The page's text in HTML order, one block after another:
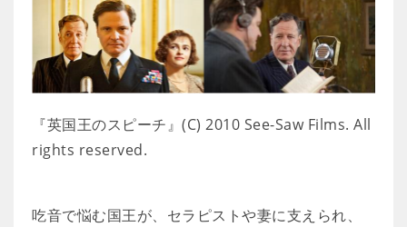
『英国王のスピーチ』(C) 2010 See-Saw Films. All
rights reserved.
吃音で悩む国王が、セラピストや妻に支えられ、